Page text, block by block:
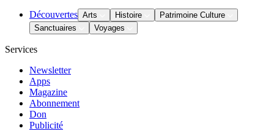
Découvertes Arts Histoire
Patrimoine Culture
Sanctuaires
Voyages
Services
Newsletter
Apps
Magazine
Abonnement
Don
Publicité